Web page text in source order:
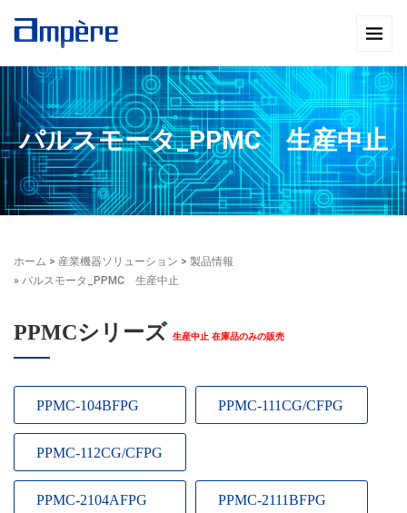
パルスモータ_PPMC 生産中止
ホーム > 産業機器ソリューション > 製品情報
» パルスモータ_PPMC 生産中止
PPMCシリーズ 生産中止 在庫品のみの販売
PPMC-104BFPG PPMC-111CG/CFPG
PPMC-112CG/CFPG
PPMC-2104AFPG PPMC-2111BFPG